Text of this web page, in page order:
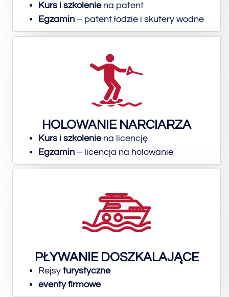
Kurs i szkoleniena patent
Egzamin – patent łodzie i skutery wodne
HOLOWANIE NARCIARZA
Kurs i szkoleniena licencję
Egzamin – licencja na holowanie
PŁYWANIE DOSZKALAJĄCE
Rejsyturystyczne
eventy firmowe